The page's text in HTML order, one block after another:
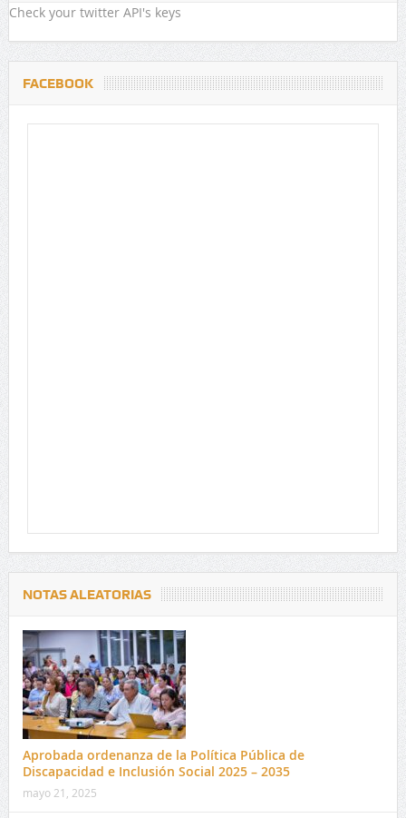
Check your twitter API's keys
FACEBOOK
NOTAS ALEATORIAS
Aprobada ordenanza de la Política Pública de
Discapacidad e Inclusión Social 2025 – 2035
mayo 21, 2025